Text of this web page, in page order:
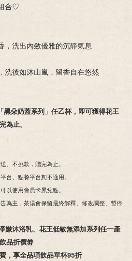
合♡
，洗出內斂優雅的沉靜氣息
洗後如沐山嵐，留香自在悠然
朵奶蓋系列」任乙杯，即可獲得花王
為止。
、不挑款，贈完為止。
台、點餐平台恕不適用。
以使用會員卡累兌點。
為主，茶湯會保留最終解釋、修改調整、暫停
嫩沐浴乳、花王低敏無添加系列任一產
品折價劵
，享全品項飲品單杯95折